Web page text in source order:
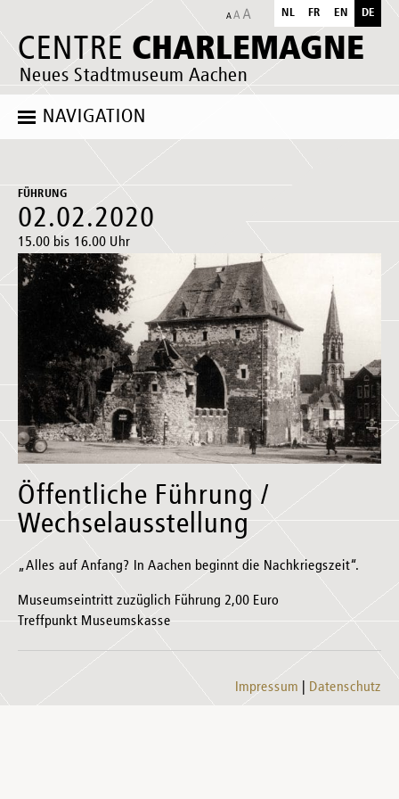
CENTRE CHARLEMAGNE
Neues Stadtmuseum Aachen
NL FR EN DE
NAVIGATION
FÜHRUNG
02.02.2020
15.00 bis 16.00 Uhr
Öffentliche Führung /
Wechselausstellung
„Alles auf Anfang? In Aachen beginnt die Nachkriegszeit“.
Museumseintritt zuzüglich Führung 2,00 Euro
Treffpunkt Museumskasse
Impressum Datenschutz